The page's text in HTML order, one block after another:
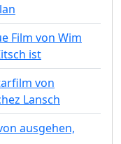
Film von Wim
ist
von
Lansch
ausgehen,